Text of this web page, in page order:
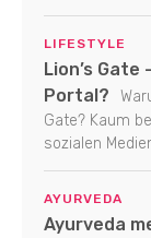
LIFESTYLE
Lion’s
Portal?
Gate? Kaum
sozialen
AYURVEDA
Ayurveda